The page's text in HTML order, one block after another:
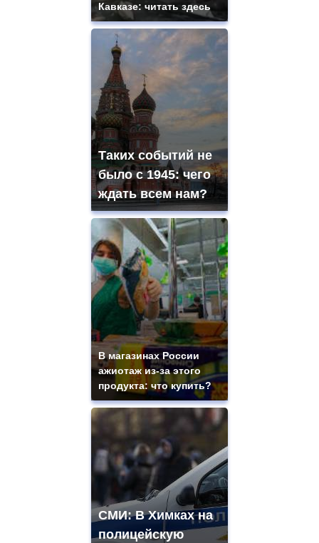
Кавказе: читать здесь
Таких событий не
было с 1945: чего
ждать всем нам?
В магазинах России
ажиотаж из-за этого
продукта: что купить?
СМИ: В Химках на
полицейскую